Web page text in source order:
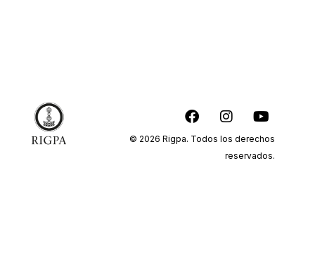
© 2026 Rigpa. Todos los derechos
reservados.